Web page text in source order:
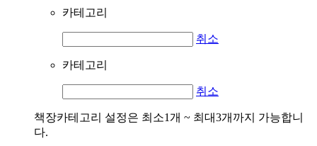
카테고리
취소
카테고리
취소
책장카테고리 설정은 최소1개 ~ 최대3개까지 가능합니
다.